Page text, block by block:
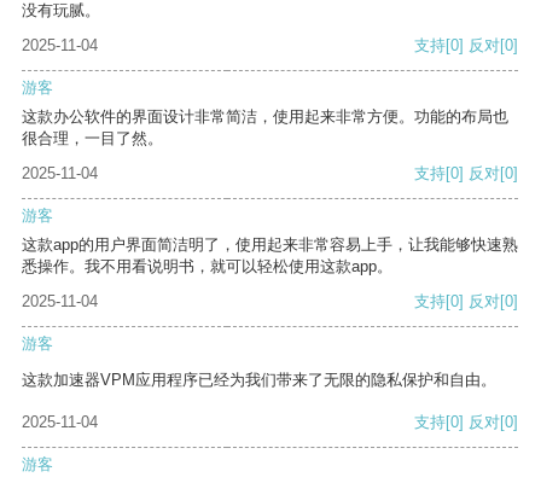
没有玩腻。
2025-11-04
支持[0] 反对[0]
游客
这款办公软件的界面设计非常简洁，使用起来非常方便。功能的布局也
很合理，一目了然。
2025-11-04
支持[0] 反对[0]
游客
这款app的用户界面简洁明了，使用起来非常容易上手，让我能够快速熟
悉操作。我不用看说明书，就可以轻松使用这款app。
2025-11-04
支持[0] 反对[0]
游客
这款加速器VPM应用程序已经为我们带来了无限的隐私保护和自由。
2025-11-04 支持[0] 反对[0]
游客